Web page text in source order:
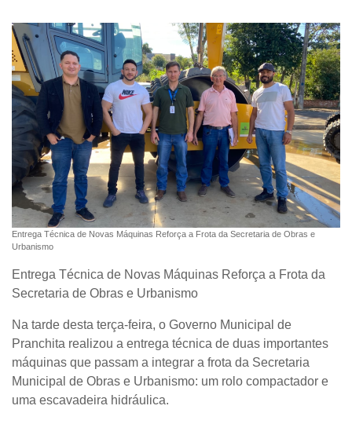
Entrega Técnica de Novas Máquinas Reforça a Frota da Secretaria de Obras e
Urbanismo
Entrega Técnica de Novas Máquinas Reforça a Frota da
Secretaria de Obras e Urbanismo
Na tarde desta terça-feira, o Governo Municipal de
Pranchita realizou a entrega técnica de duas importantes
máquinas que passam a integrar a frota da Secretaria
Municipal de Obras e Urbanismo: um rolo compactador e
uma escavadeira hidráulica.